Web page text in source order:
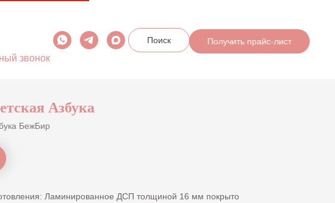
звонок
Поиск Получить прайс-лист
Азбука
БежБир
Ламинированное ДСП толщиной 16 мм покрыто